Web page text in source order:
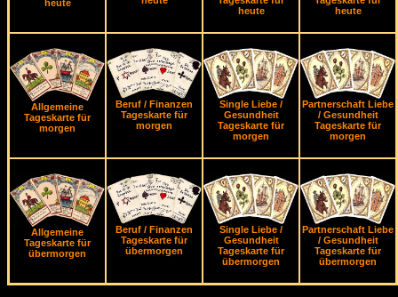
heute
heute
heute
Allgemeine
Tageskarte für
morgen
Beruf / Finanzen
Tageskarte für
morgen
Single Liebe /
Gesundheit
Tageskarte für
morgen
Partnerschaft Liebe
/ Gesundheit
Tageskarte für
morgen
Allgemeine
Tageskarte für
übermorgen
Beruf / Finanzen
Tageskarte für
übermorgen
Single Liebe /
Gesundheit
Tageskarte für
übermorgen
Partnerschaft Liebe
/ Gesundheit
Tageskarte für
übermorgen